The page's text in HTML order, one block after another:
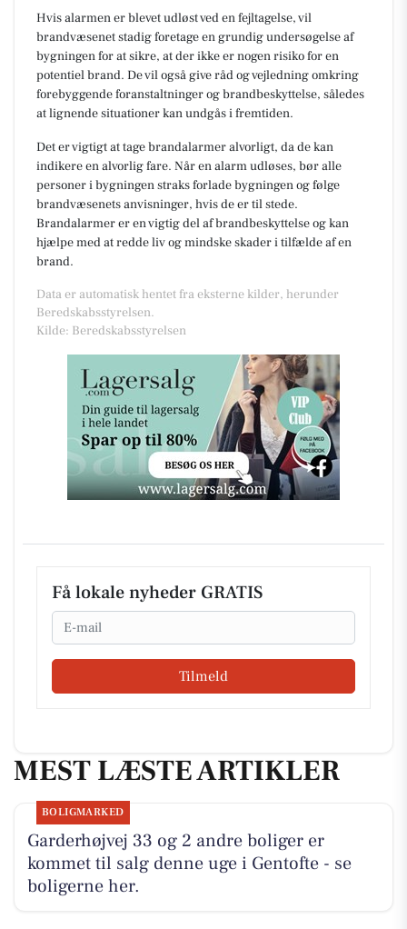
Hvis alarmen er blevet udløst ved en fejltagelse, vil
brandvæsenet stadig foretage en grundig undersøgelse af
bygningen for at sikre, at der ikke er nogen risiko for en
potentiel brand. De vil også give råd og vejledning omkring
forebyggende foranstaltninger og brandbeskyttelse, således
at lignende situationer kan undgås i fremtiden.
Det er vigtigt at tage brandalarmer alvorligt, da de kan
indikere en alvorlig fare. Når en alarm udløses, bør alle
personer i bygningen straks forlade bygningen og følge
brandvæsenets anvisninger, hvis de er til stede.
Brandalarmer er en vigtig del af brandbeskyttelse og kan
hjælpe med at redde liv og mindske skader i tilfælde af en
brand.
Data er automatisk hentet fra eksterne kilder, herunder
Beredskabsstyrelsen.
Kilde: Beredskabsstyrelsen
Få lokale nyheder GRATIS
Email
Tilmeld
MEST LÆSTE ARTIKLER
BOLIGMARKED
Garderhøjvej 33 og 2 andre boliger er
kommet til salg denne uge i Gentofte - se
boligerne her.